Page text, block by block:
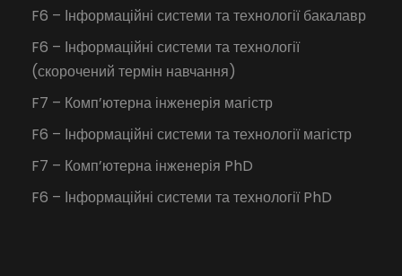
F6 – Інформаційні системи та технології бакалавр
F6 – Інформаційні системи та технології
(скорочений термін навчання)
F7 – Комп’ютерна інженерія магістр
F6 – Інформаційні системи та технології магістр
F7 – Комп’ютерна інженерія PhD
F6 – Інформаційні системи та технології PhD